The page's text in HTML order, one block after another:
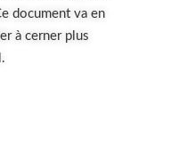
document va en
à cerner plus